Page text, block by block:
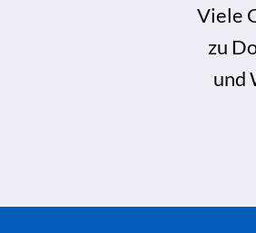
Viele
zu
und